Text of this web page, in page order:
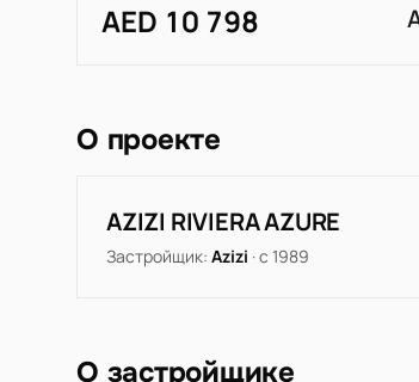
AED 10 798
О проекте
AZIZI RIVIERA AZURE
Застройщик: Azizi · с 1989
О застройщике